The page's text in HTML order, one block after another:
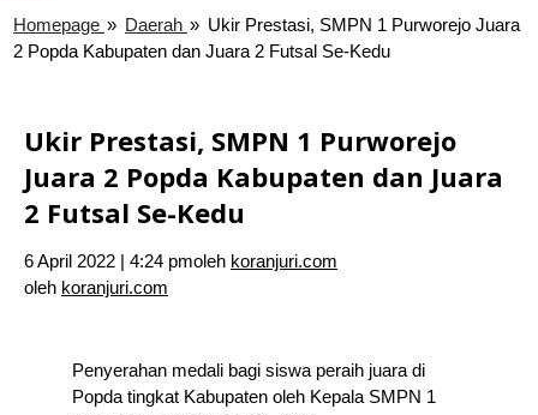
Homepage » Daerah » Ukir Prestasi, SMPN 1 Purworejo Juara
2 Popda Kabupaten dan Juara 2 Futsal Se-Kedu
Ukir Prestasi, SMPN 1 Purworejo
Juara 2 Popda Kabupaten dan Juara
2 Futsal Se-Kedu
6 April 2022 | 4:24 pmoleh koranjuri.com
oleh koranjuri.com
Penyerahan medali bagi siswa peraih juara di
Popda tingkat Kabupaten oleh Kepala SMPN 1